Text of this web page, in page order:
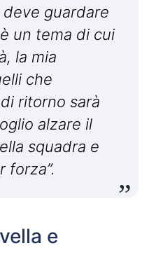
guardare
un tema di cui
la mia
che
ritorno sarà
alzare il
squadra e
forza”.
e